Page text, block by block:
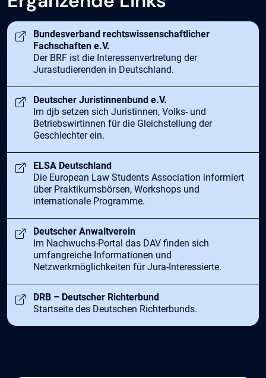
Öffnet in neuem Tab
Bundesverband rechtswissenschaftlicher
Fachschaften e.V.
Der BRF ist die Interessenvertretung der
Jurastudierenden in Deutschland.
Öffnet in neuem Tab
Deutscher Juristinnenbund e.V.
Im djb setzen sich Juristinnen, Volks- und
Betriebswirtinnen für die Gleichstellung der
Geschlechter ein.
Öffnet in neuem Tab
ELSA Deutschland
Die European Law Students Association informiert
über Praktikumsbörsen, Workshops und
internationale Programme.
Öffnet in neuem Tab
Deutscher Anwaltverein
Im Nachwuchs-Portal das DAV finden sich
umfangreiche Informationen und
Netzwerkmöglichkeiten für Jura-Interessierte.
Öffnet in neuem Tab
DRB – Deutscher Richterbund
Startseite des Deutschen Richterbunds.